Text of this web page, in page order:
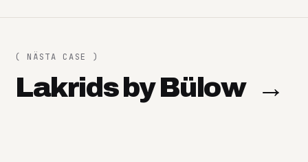
( NÄSTA CASE )
Lakrids by Bülow →